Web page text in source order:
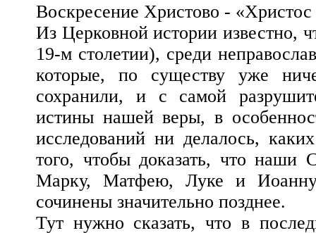
Воскресение Христово -
Из Церковной истории известно,
19-м столетии), среди
которые, по существу уже
сохранили, и с самой
истины нашей веры, в
исследований ни делалось,
того, чтобы доказать, что наши
Марку, Матфею, Луке и
сочинены значительно позднее.
Тут нужно сказать, что в